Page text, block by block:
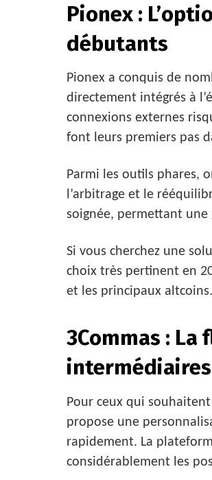
Pionex :
débutants
Pionex a conquis de
directement intégrés à
connexions externes
font leurs premiers pas
Parmi les outils phares,
l’arbitrage et le
soignée, permettant une
Si vous cherchez une
choix très pertinent en
et les principaux altcoins.
3Commas :
Pour ceux qui
propose une
rapidement. La
considérablement les